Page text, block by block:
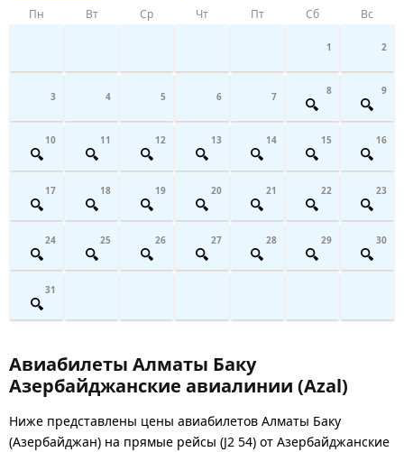
Пн Вт Ср Чт Пт Сб Вс
1 2
3 4 5 6 7 8 9
10 11 12 13 14 15 16
17 18 19 20 21 22 23
24 25 26 27 28 29 30
31
Авиабилеты Алматы Баку
Азербайджанские авиалинии (Azal)
Ниже представлены цены авиабилетов Алматы Баку
(Азербайджан) на прямые рейсы (J2 54) от Азербайджанские